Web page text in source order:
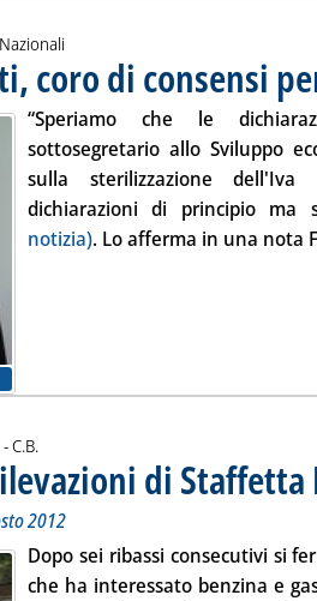
coro di consensi
“Speriamo che le
sottosegretario allo Sviluppo
sulla sterilizzazione
dichiarazioni di principio
notizia). Lo afferma in una nota
di:
C.B.
di Staffetta
2012
Dopo sei ribassi consecutivi si
che ha interessato benzina e